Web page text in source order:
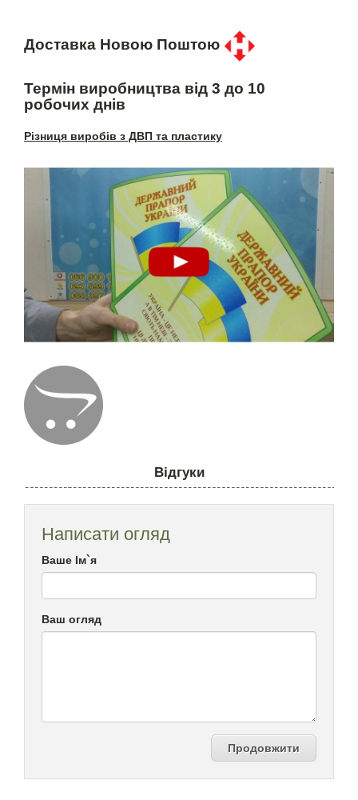
Доставка Новою Поштою
Термін виробництва від 3 до 10
робочих днів
Різниця виробів з ДВП та пластику
Відгуки
Написати огляд
Ваше Ім`я
Ваш огляд
Продовжити